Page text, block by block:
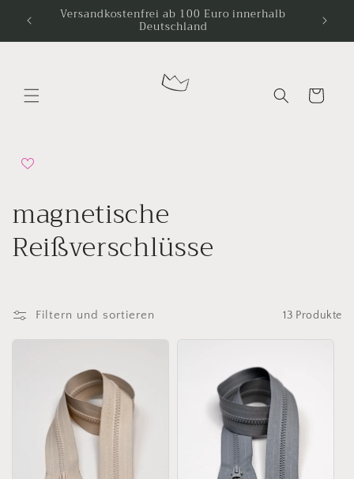
zum
Versandkostenfrei ab 100 Euro innerhalb
Deutschland
Warenkorb
K
a
e
magnetische
Reißverschlüsse
Filtern und sortieren 13 Produkte